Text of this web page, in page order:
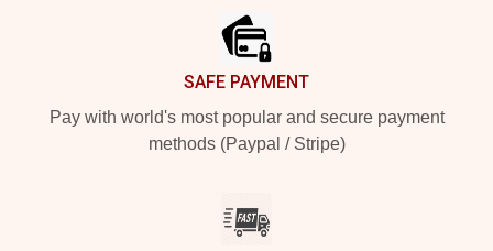
SAFE PAYMENT
Pay with world's most popular and secure payment
methods (Paypal / Stripe)